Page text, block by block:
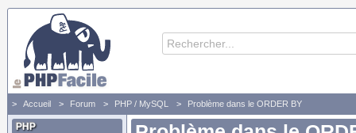
Accueil Forum PHP / MySQL Problème dans le ORDER BY
PHP